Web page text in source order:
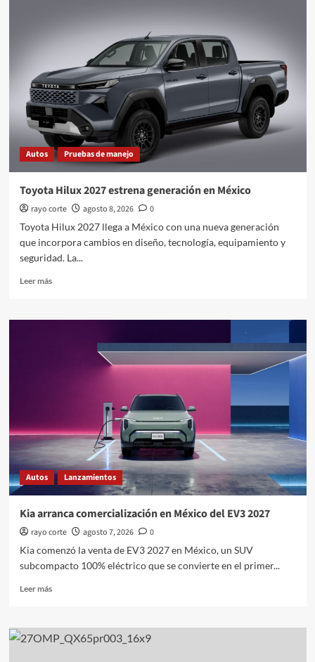
Autos Pruebas de manejo
Toyota Hilux 2027 estrena generación en México
rayo corte agosto 8, 2026
0
Toyota Hilux 2027 llega a México con una nueva generación
que incorpora cambios en diseño, tecnología, equipamiento y
seguridad. La...
Leer másLeer
Toyota
Autos Lanzamientos
Kia arranca comercialización en México del EV3 2027
rayo corte agosto 7, 2026
0
Kia comenzó la venta de EV3 2027 en México, un SUV
subcompacto 100% eléctrico que se convierte en el primer...
Leer másLeer
Kia
arranca